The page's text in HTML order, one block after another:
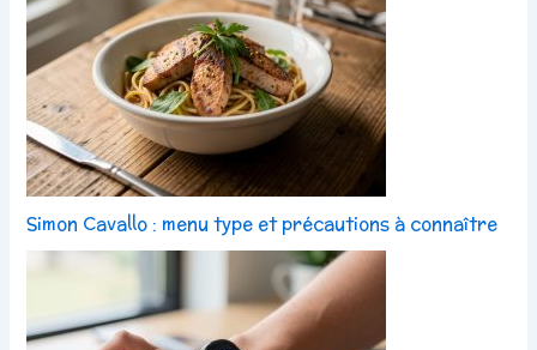
Simon Cavallo : menu type et précautions à connaître